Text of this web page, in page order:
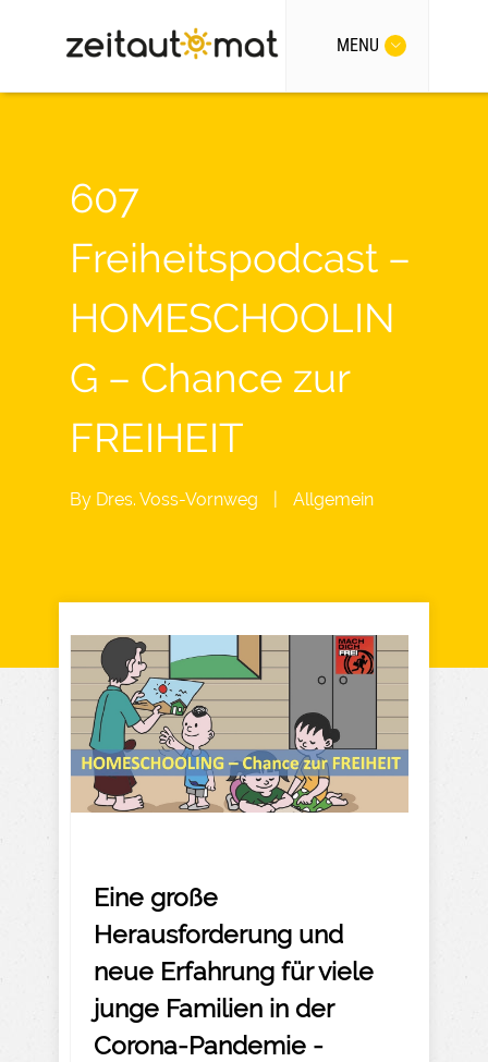
MENU
607
Freiheitspodcast –
HOMESCHOOLIN
G – Chance zur
FREIHEIT
By Dres. Voss-Vornweg Allgemein
Eine große
Herausforderung und
neue Erfahrung für viele
junge Familien in der
Corona-Pandemie -